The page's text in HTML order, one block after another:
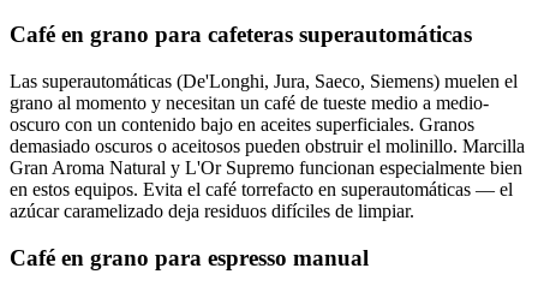
Café en grano para cafeteras superautomáticas
Las superautomáticas (De'Longhi, Jura, Saeco, Siemens) muelen el
grano al momento y necesitan un café de tueste medio a medio-
oscuro con un contenido bajo en aceites superficiales. Granos
demasiado oscuros o aceitosos pueden obstruir el molinillo. Marcilla
Gran Aroma Natural y L'Or Supremo funcionan especialmente bien
en estos equipos. Evita el café torrefacto en superautomáticas — el
azúcar caramelizado deja residuos difíciles de limpiar.
Café en grano para espresso manual